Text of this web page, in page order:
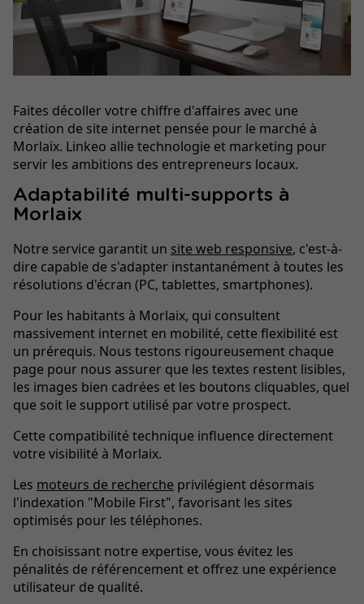
Faites décoller votre chiffre d'affaires avec une
création de site internet pensée pour le marché à
Morlaix. Linkeo allie technologie et marketing pour
servir les ambitions des entrepreneurs locaux.
Adaptabilité multi-supports à
Morlaix
Notre service garantit un site web responsive, c'est-à-
dire capable de s'adapter instantanément à toutes les
résolutions d'écran (PC, tablettes, smartphones).
Pour les habitants à Morlaix, qui consultent
massivement internet en mobilité, cette flexibilité est
un prérequis. Nous testons rigoureusement chaque
page pour nous assurer que les textes restent lisibles,
les images bien cadrées et les boutons cliquables, quel
que soit le support utilisé par votre prospect.
Cette compatibilité technique influence directement
votre visibilité à Morlaix.
Les moteurs de recherche privilégient désormais
l'indexation "Mobile First", favorisant les sites
optimisés pour les téléphones.
En choisissant notre expertise, vous évitez les
pénalités de référencement et offrez une expérience
utilisateur de qualité.